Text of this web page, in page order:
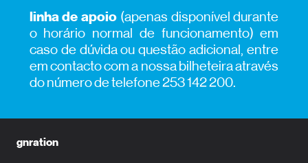
linha de apoio (apenas disponível durante
o horário normal de funcionamento) em
caso de dúvida ou questão adicional, entre
em contacto com a nossa bilheteira através
do número de telefone 253 142 200.
gnration